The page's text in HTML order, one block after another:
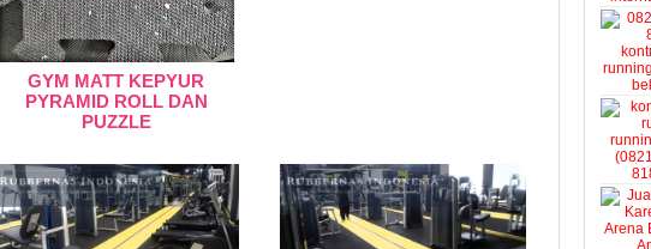
GYM MATT KEPYUR
PYRAMID ROLL DAN
PUZZLE